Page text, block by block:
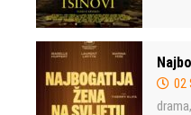
02
drama,